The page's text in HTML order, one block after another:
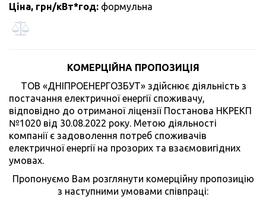
Ціна, грн/кВт*год: формульна
КОМЕРЦІЙНА ПРОПОЗИЦІЯ
ТОВ «ДНІПРОЕНЕРГОЗБУТ» здійснює діяльність з
постачання електричної енергії споживачу,
відповідно до отриманої ліцензії Постанова НКРЕКП
№1020 від 30.08.2022 року. Метою діяльності
компанії є задоволення потреб споживачів
електричної енергії на прозорих та взаємовигідних
умовах.
Пропонуємо Вам розглянути комерційну пропозицію
з наступними умовами співпраці: